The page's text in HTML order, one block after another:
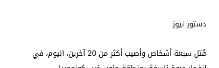
دستور نيوز
قُتل سبعة أشخاص وأصيب أكثر من 20 آخرين، اليوم، في